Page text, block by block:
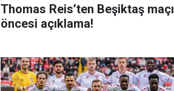
Thomas Reis’ten Beşiktaş maçı
öncesi açıklama!